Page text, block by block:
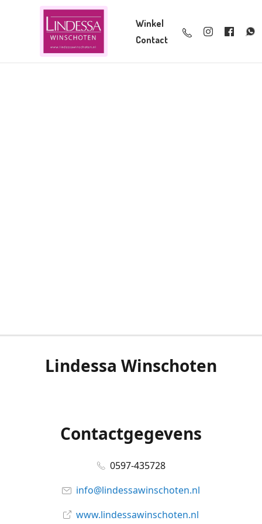
Winkel
Contact
Lindessa Winschoten
Contactgegevens
0597-435728
info@lindessawinschoten.nl
www.lindessawinschoten.nl